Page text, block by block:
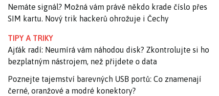
Nemáte signál? Možná vám právě někdo krade číslo přes
SIM kartu. Nový trik hackerů ohrožuje i Čechy
TIPY A TRIKY
Ajťák radí: Neumírá vám náhodou disk? Zkontrolujte si ho
bezplatným nástrojem, než přijdete o data
Poznejte tajemství barevných USB portů: Co znamenají
černé, oranžové a modré konektory?